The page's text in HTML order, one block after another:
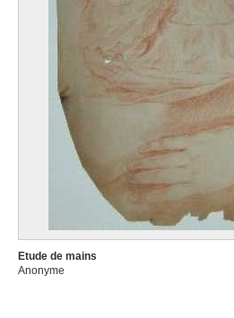
Etude de mains
Anonyme